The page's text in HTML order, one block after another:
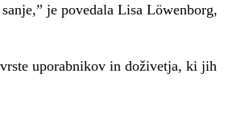
je povedala Lisa Löwenborg,
uporabnikov in doživetja, ki jih